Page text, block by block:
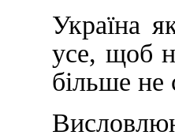
Україна
усе, щоб
більше не